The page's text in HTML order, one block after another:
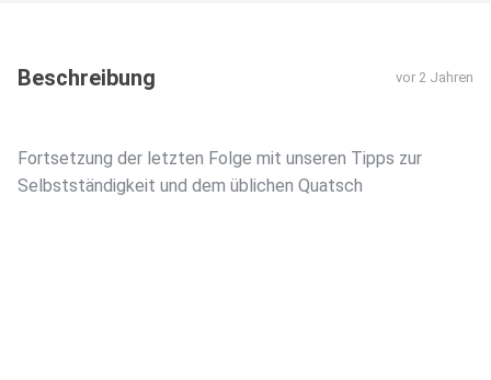
Beschreibung vor 2 Jahren
Fortsetzung der letzten Folge mit unseren Tipps zur
Selbstständigkeit und dem üblichen Quatsch